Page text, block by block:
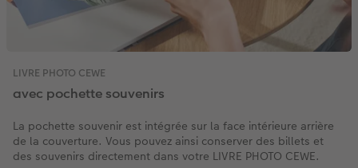
LIVRE PHOTO CEWE
avec pochette souvenirs
La pochette souvenir est intégrée sur la face intérieure arrière
de la couverture. Vous pouvez ainsi conserver des billets et
des souvenirs directement dans votre LIVRE PHOTO CEWE.